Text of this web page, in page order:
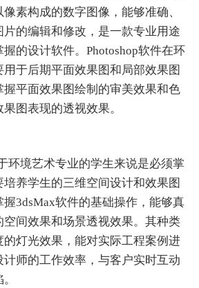
素构成的数字图像，能够准确、
的编辑和修改，是一款专业用途
的设计软件。Photoshop软件在环
于后期平面效果图和局部效果图
握平面效果图绘制的审美效果和色
图表现的透视效果。
环境艺术专业的学生来说是必须掌
养学生的三维空间设计和效果图
3dsMax软件的基础操作，能够真
空间效果和场景透视效果。其种类
灯光效果，能对实际工程案例进
师的工作效率，与客户实时互动